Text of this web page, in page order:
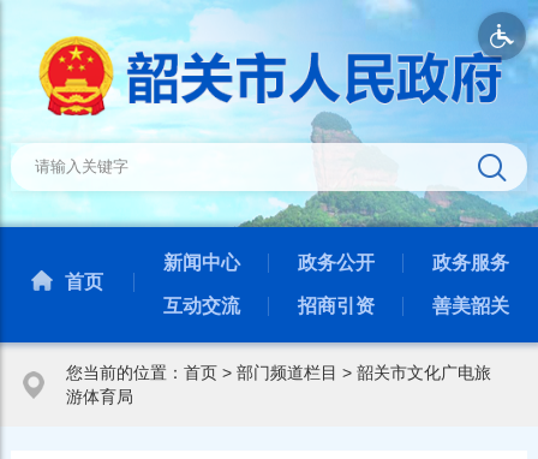
首页
新闻中心 政务公开 政务服务
互动交流 招商引资 善美韶关
您当前的位置： 首页> 部门频道栏目 > 韶关市文化广电旅
游体育局